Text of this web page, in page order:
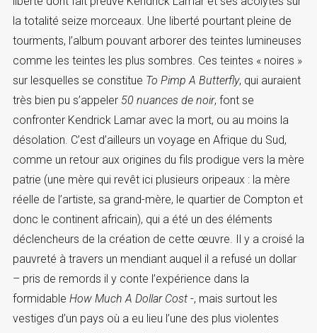
la totalité seize morceaux. Une liberté pourtant pleine de
tourments, l’album pouvant arborer des teintes lumineuses
comme les teintes les plus sombres. Ces teintes « noires »
sur lesquelles se constitue To Pimp A Butterfly, qui auraient
très bien pu s’appeler 50 nuances de noir, font se
confronter Kendrick Lamar avec la mort, ou au moins la
désolation. C’est d’ailleurs un voyage en Afrique du Sud,
comme un retour aux origines du fils prodigue vers la mère
patrie (une mère qui revêt ici plusieurs oripeaux : la mère
réelle de l’artiste, sa grand-mère, le quartier de Compton et
donc le continent africain), qui a été un des éléments
déclencheurs de la création de cette œuvre. Il y a croisé la
pauvreté à travers un mendiant auquel il a refusé un dollar
– pris de remords il y conte l’expérience dans la
formidable How Much A Dollar Cost-, mais surtout les
vestiges d’un pays où a eu lieu l’une des plus violentes